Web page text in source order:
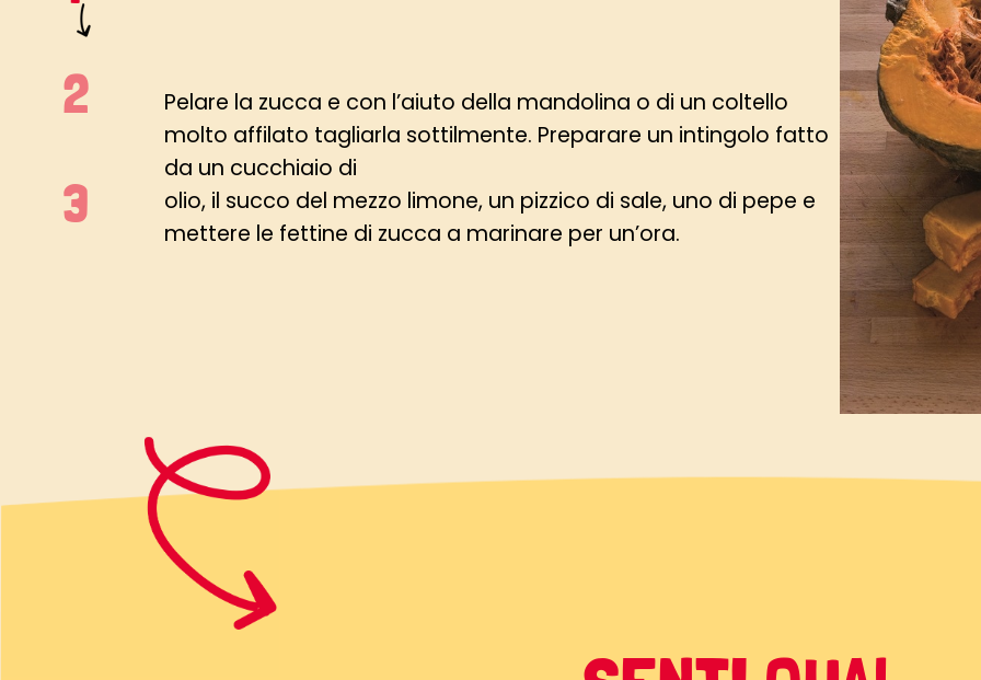
Pelare la zucca e con l’aiuto della mandolina o di un coltello
molto affilato tagliarla sottilmente. Preparare un intingolo fatto
da un cucchiaio di
olio, il succo del mezzo limone, un pizzico di sale, uno di pepe e
mettere le fettine di zucca a marinare per un’ora.
Quindi scolarle e infornarle su una placca ricoperta di carta